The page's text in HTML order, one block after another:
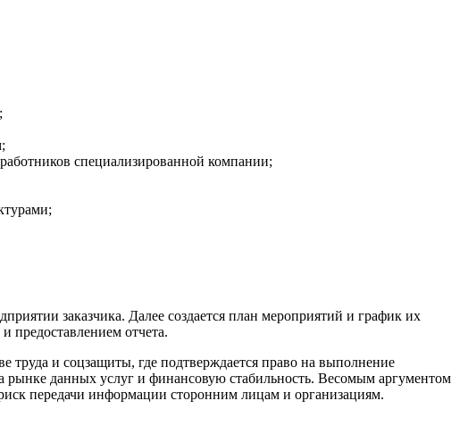
специализированной компании;
заказчика. Далее создается план мероприятий и график их
предоставлением отчета.
труда и соцзащиты, где подтверждается право на выполнение
рынке данных услуг и финансовую стабильность. Весомым аргументом
передачи информации сторонним лицам и организациям.